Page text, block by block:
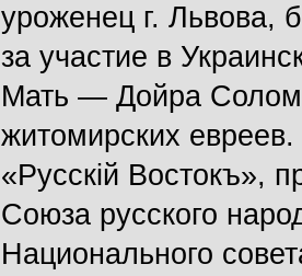
уроженец г. Львова,
за участие в
Мать — Дойра
житомирских
«Русскій Востокъ»,
Союза русского
Национального